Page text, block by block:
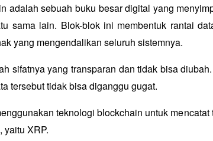
adalah sebuah buku besar digital yang
sama lain. Blok-blok ini membentuk rantai
yang mengendalikan seluruh sistemnya.
sifatnya yang transparan dan tidak bisa
tersebut tidak bisa diganggu gugat.
teknologi blockchain untuk
yaitu XRP.